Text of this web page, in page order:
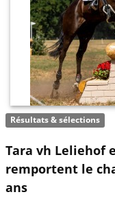
Résultats & sélections
Tara vh Leliehof
remportent le
ans